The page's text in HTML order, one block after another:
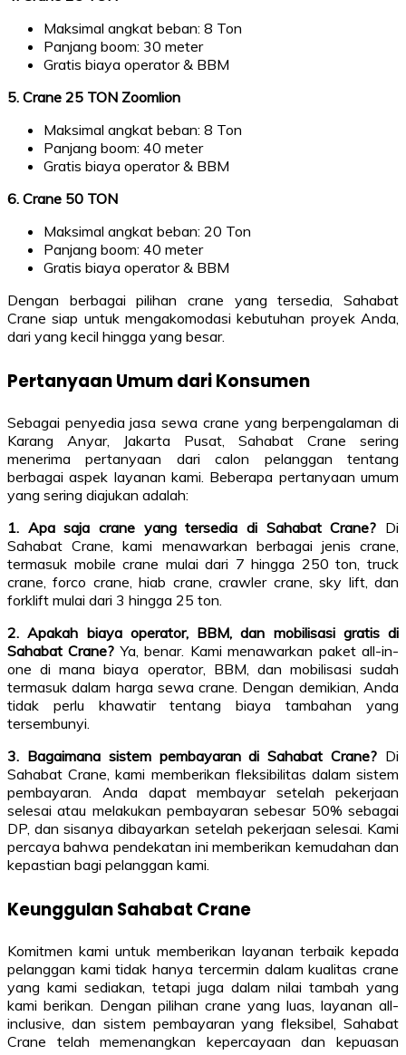
Maksimal angkat beban: 8 Ton
Panjang boom: 30 meter
Gratis biaya operator & BBM
5. Crane 25 TON Zoomlion
Maksimal angkat beban: 8 Ton
Panjang boom: 40 meter
Gratis biaya operator & BBM
6. Crane 50 TON
Maksimal angkat beban: 20 Ton
Panjang boom: 40 meter
Gratis biaya operator & BBM
Dengan berbagai pilihan crane yang tersedia, Sahabat
Crane siap untuk mengakomodasi kebutuhan proyek Anda,
dari yang kecil hingga yang besar.
Pertanyaan Umum dari Konsumen
Sebagai penyedia jasa sewa crane yang berpengalaman di
Karang Anyar, Jakarta Pusat, Sahabat Crane sering
menerima pertanyaan dari calon pelanggan tentang
berbagai aspek layanan kami. Beberapa pertanyaan umum
yang sering diajukan adalah:
1. Apa saja crane yang tersedia di Sahabat Crane? Di
Sahabat Crane, kami menawarkan berbagai jenis crane,
termasuk mobile crane mulai dari 7 hingga 250 ton, truck
crane, forco crane, hiab crane, crawler crane, sky lift, dan
forklift mulai dari 3 hingga 25 ton.
2. Apakah biaya operator, BBM, dan mobilisasi gratis di
Sahabat Crane? Ya, benar. Kami menawarkan paket all-in-
one di mana biaya operator, BBM, dan mobilisasi sudah
termasuk dalam harga sewa crane. Dengan demikian, Anda
tidak perlu khawatir tentang biaya tambahan yang
tersembunyi.
3. Bagaimana sistem pembayaran di Sahabat Crane? Di
Sahabat Crane, kami memberikan fleksibilitas dalam sistem
pembayaran. Anda dapat membayar setelah pekerjaan
selesai atau melakukan pembayaran sebesar 50% sebagai
DP, dan sisanya dibayarkan setelah pekerjaan selesai. Kami
percaya bahwa pendekatan ini memberikan kemudahan dan
kepastian bagi pelanggan kami.
Keunggulan Sahabat Crane
Komitmen kami untuk memberikan layanan terbaik kepada
pelanggan kami tidak hanya tercermin dalam kualitas crane
yang kami sediakan, tetapi juga dalam nilai tambah yang
kami berikan. Dengan pilihan crane yang luas, layanan all-
inclusive, dan sistem pembayaran yang fleksibel, Sahabat
Crane telah memenangkan kepercayaan dan kepuasan